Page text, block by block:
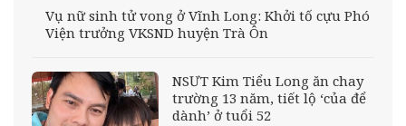
Vụ nữ sinh tử vong ở Vĩnh Long: Khởi tố cựu Phó
Viện trưởng VKSND huyện Trà Ôn
NSƯT Kim Tiểu Long ăn chay
trường 13 năm, tiết lộ ‘của để
dành’ ở tuổi 52